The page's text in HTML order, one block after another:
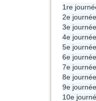
1re
2e journée
3e journée
4e journée
5e journée
6e journée
7e journée
8e journée
9e journée
10e